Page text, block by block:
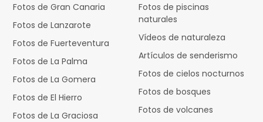
Fotos de Gran Canaria
Fotos de Lanzarote
Fotos de Fuerteventura
Fotos de La Palma
Fotos de La Gomera
Fotos de El Hierro
Fotos de La Graciosa
Fotos de piscinas
naturales
Vídeos de naturaleza
Artículos de senderismo
Fotos de cielos nocturnos
Fotos de bosques
Fotos de volcanes